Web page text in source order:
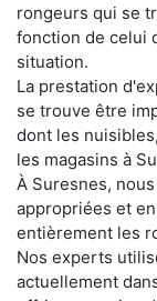
rongeurs qui se
fonction de celui
situation.
La prestation
se trouve être
dont les
les magasins à
À Suresnes,
appropriées et
entièrement les
Nos experts
actuellement